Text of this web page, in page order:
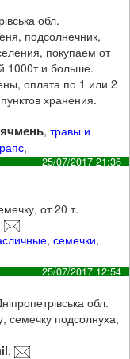
обл.
подсолнечник,
покупаем от
1000т и больше.
оплата по 1 или 2
хранения.
ячмень,травы и
рапс,
25/07/2017 21:36
от 20 т.
,семечки,
25/07/2017 12:54
обл.
семечку подсолнуха,
: